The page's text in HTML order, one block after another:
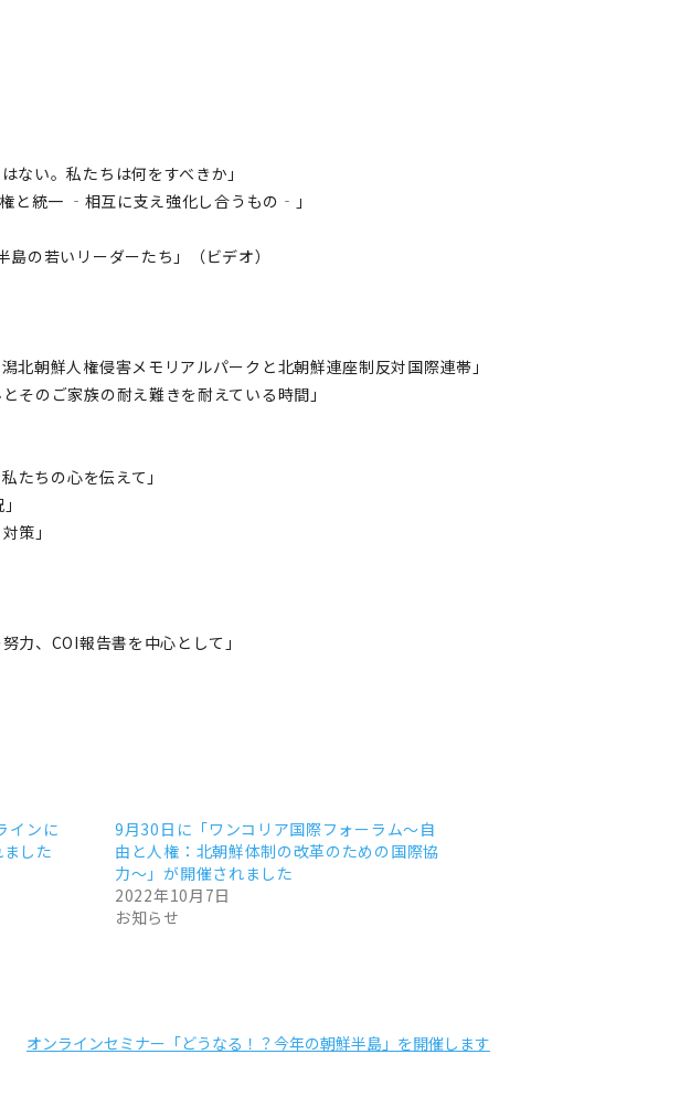
ない。私たちは何をすべきか」
と統一 ‐相互に支え強化し合うもの‐」
の若いリーダーたち」（ビデオ）
朝鮮人権侵害メモリアルパークと北朝鮮連座制反対国際連帯」
そのご家族の耐え難きを耐えている時間」
たちの心を伝えて」
策」
力、COI報告書を中心として」
インに
した
9月30日に「ワンコリア国際フォーラム～自
由と人権：北朝鮮体制の改革のための国際協
力～」が開催されました
2022年10月7日
お知らせ
オンラインセミナー「どうなる！？今年の朝鮮半島」を開催します